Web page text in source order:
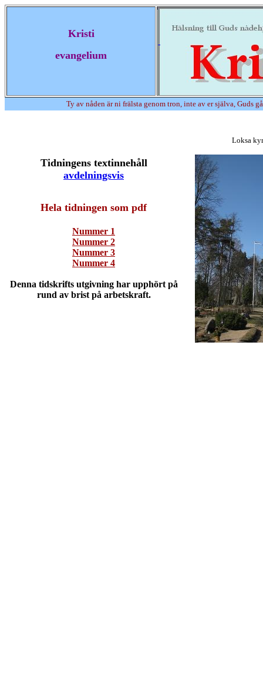
Kristi
evangelium
Ty av nåden är ni frälsta genom tron, inte av er själva, Guds
Tidningens textinnehåll
avdelningsvis
Hela tidningen som pdf
Nummer 1
Nummer 2
Nummer 3
Nummer 4
Denna tidskrifts utgivning har upphört på
rund av brist på arbetskraft.
Loksa